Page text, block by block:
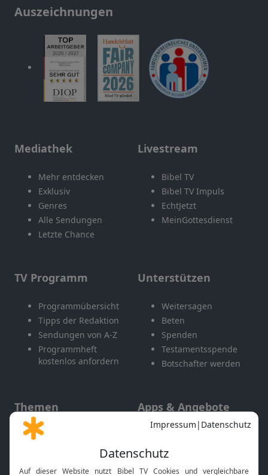
Auszeichnungen
Mediathek
Mehr entdecken
Exklusiv
Genres
Alle Sendungen
Letzte Chance
Livestream
Bibel TV
Bibel TV Impuls
EchtJetzt
MeinGottesdienst
TV Programm
Programmübersicht
Tipps der Redaktion
Sendungen von A-Z
Programmheft
kostenlos anfordern
Unterstützen
Weitersagen
Beten
Spenden
Testamentsspende
Botschafter werden
Themen
Gott und Bibel erklärt
Apps & Angebote
Mobile App